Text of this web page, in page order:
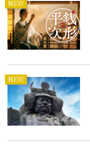
NEW
NEW